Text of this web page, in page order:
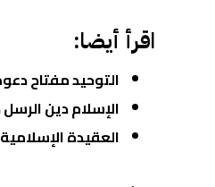
اقرأ أيضا:
التوحيد مفتاح
الإسلام دين
العقيدة